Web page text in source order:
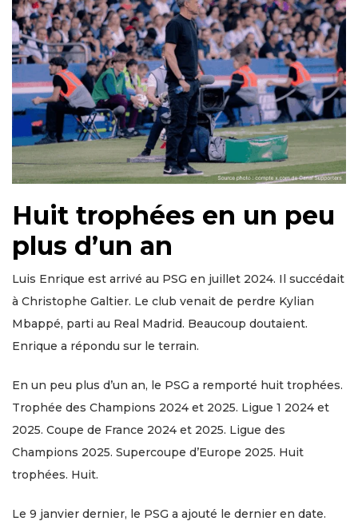
Huit trophées en un peu
plus d’un an
Luis Enrique est arrivé au PSG en juillet 2024. Il succédait
à Christophe Galtier. Le club venait de perdre Kylian
Mbappé, parti au Real Madrid. Beaucoup doutaient.
Enrique a répondu sur le terrain.
En un peu plus d’un an, le PSG a remporté huit trophées.
Trophée des Champions 2024 et 2025. Ligue 1 2024 et
2025. Coupe de France 2024 et 2025. Ligue des
Champions 2025. Supercoupe d’Europe 2025. Huit
trophées. Huit.
Le 9 janvier dernier, le PSG a ajouté le dernier en date.